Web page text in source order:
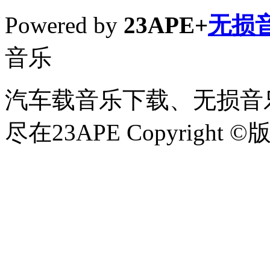
Powered by 23APE+无损
音乐
汽车载音乐下载、无损
尽在23APE Copyright ©